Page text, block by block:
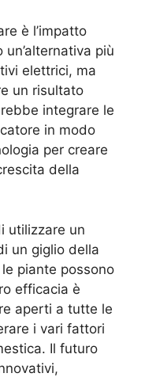
è l’impatto
più
elettrici, ma
un risultato
integrare le
in modo
per creare
della
utilizzare un
un giglio della
piante possono
efficacia è
aperti a tutte le
i vari fattori
Il futuro